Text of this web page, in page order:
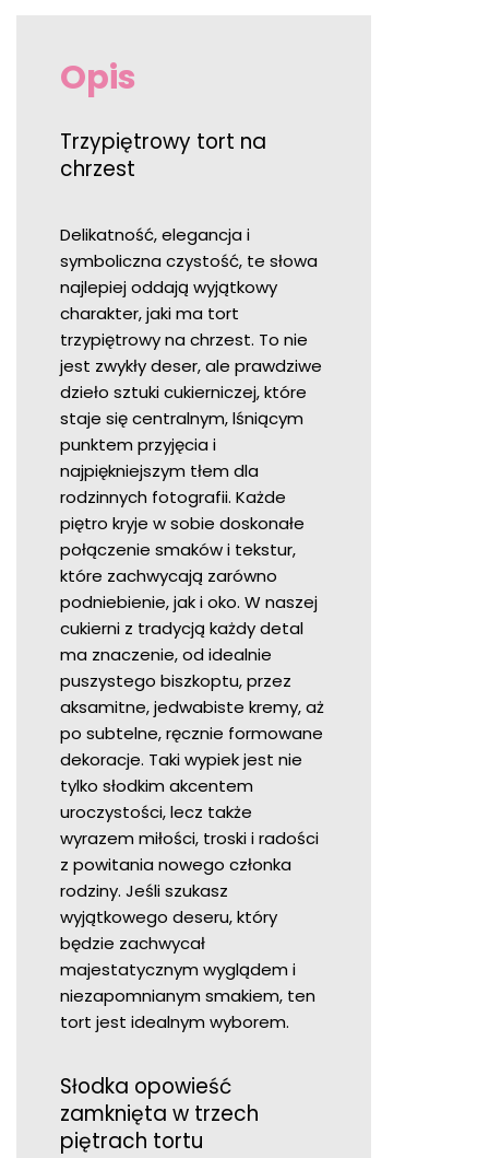
Opis
Trzypiętrowy tort na
chrzest
Delikatność, elegancja i
symboliczna czystość, te słowa
najlepiej oddają wyjątkowy
charakter, jaki ma tort
trzypiętrowy na chrzest. To nie
jest zwykły deser, ale prawdziwe
dzieło sztuki cukierniczej, które
staje się centralnym, lśniącym
punktem przyjęcia i
najpiękniejszym tłem dla
rodzinnych fotografii. Każde
piętro kryje w sobie doskonałe
połączenie smaków i tekstur,
które zachwycają zarówno
podniebienie, jak i oko. W naszej
cukierni z tradycją każdy detal
ma znaczenie, od idealnie
puszystego biszkoptu, przez
aksamitne, jedwabiste kremy, aż
po subtelne, ręcznie formowane
dekoracje. Taki wypiek jest nie
tylko słodkim akcentem
uroczystości, lecz także
wyrazem miłości, troski i radości
z powitania nowego członka
rodziny. Jeśli szukasz
wyjątkowego deseru, który
będzie zachwycał
majestatycznym wyglądem i
niezapomnianym smakiem, ten
tort jest idealnym wyborem.
Słodka opowieść
zamknięta w trzech
piętrach tortu